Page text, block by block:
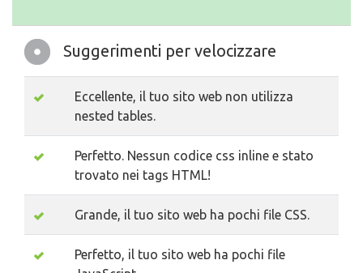
Suggerimenti per velocizzare
Eccellente, il tuo sito web non utilizza
nested tables.
Perfetto. Nessun codice css inline e stato
trovato nei tags HTML!
Grande, il tuo sito web ha pochi file CSS.
Perfetto, il tuo sito web ha pochi file